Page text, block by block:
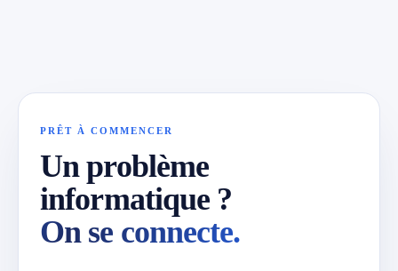
PRÊT À COMMENCER
Un problème
informatique ?
On se connecte.